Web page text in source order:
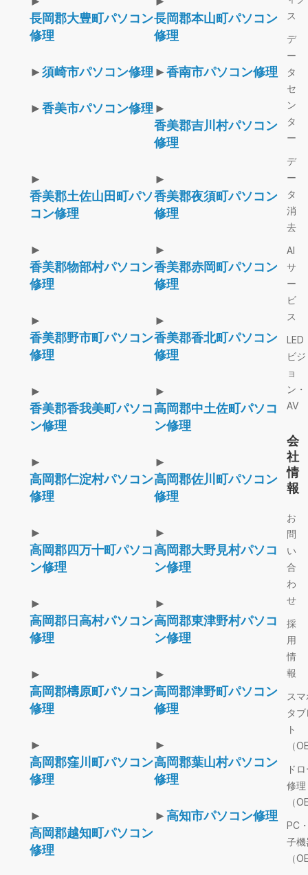
長岡郡大豊町パソコン
修理
長岡郡本山町パソコン
修理
►須崎市パソコン修理 ►香南市パソコン修理
►香美市パソコン修理 ►
香美郡吉川村パソコン
修理
►
香美郡土佐山田町パソ
コン修理
►
香美郡夜須町パソコン
修理
►
香美郡物部村パソコン
修理
►
香美郡赤岡町パソコン
修理
►
香美郡野市町パソコン
修理
►
香美郡香北町パソコン
修理
►
香美郡香我美町パソコ
ン修理
►
高岡郡中土佐町パソコ
ン修理
►
高岡郡仁淀村パソコン
修理
►
高岡郡佐川町パソコン
修理
►
高岡郡四万十町パソコ
ン修理
►
高岡郡大野見村パソコ
ン修理
►
高岡郡日高村パソコン
修理
►
高岡郡東津野村パソコ
ン修理
►
高岡郡檮原町パソコン
修理
►
高岡郡津野町パソコン
修理
►
高岡郡窪川町パソコン
修理
►
高岡郡葉山村パソコン
修理
►
高岡郡越知町パソコン
修理
►高知市パソコン修理
ス
デ
ー
タ
セ
ン
タ
ー
デ
ー
タ
消
去
AI
サ
ー
ビ
ス
LED
ビジ
ョ
ン・
AV
会
社
情
報
お
問
い
合
わ
せ
採
用
情
報
ス
タ
ト
（
ド
修理
（
PC
子機
（